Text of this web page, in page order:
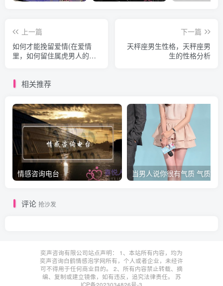
上一篇
如何才能挽留爱情(在爱情
里，如何留住属虎男人的
下一篇
天枰座男生性格，天秤座男
生的性格分析
相关推荐
情感咨询电台
评论 抢沙发
奕声咨询有限公司站点声明： 1、本站所有内容，均为
奕声咨询白鹤情感泡学网所有，个人或者企业，未经许
可不得用于任何商业目的。 2、所有内容禁止转载、摘
编、复制或建立镜像，如有违反，追究法律责任。 苏